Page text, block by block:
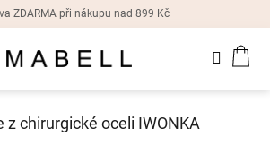
ZDARMA při nákupu nad 899 Kč
z chirurgické oceli IWONKA